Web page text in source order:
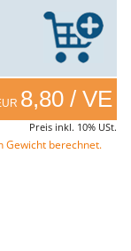
8,80 / VE
Preis inkl. 10% USt.
Gewicht berechnet.